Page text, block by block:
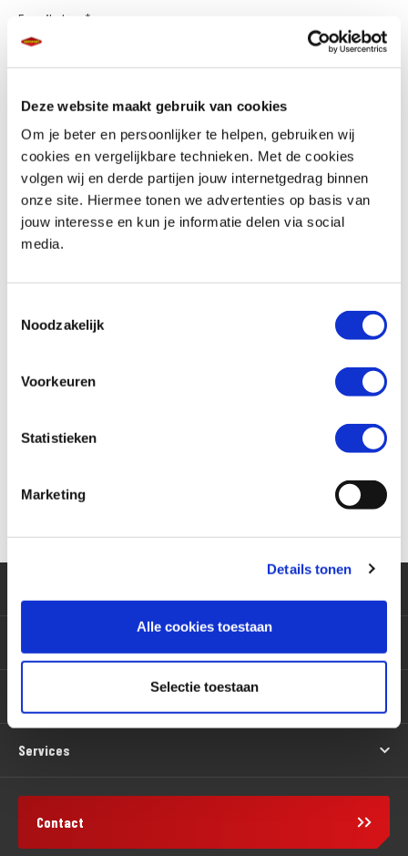
Deze website maakt gebruik van cookies
Om je beter en persoonlijker te helpen, gebruiken wij
cookies en vergelijkbare technieken. Met de cookies
volgen wij en derde partijen jouw internetgedrag binnen
onze site. Hiermee tonen we advertenties op basis van
jouw interesse en kun je informatie delen via social
media.
Noodzakelijk
Voorkeuren
Statistieken
Marketing
Details tonen
Alle cookies toestaan
Selectie toestaan
E-mailadres *
Telefoonnummer *
Vraag en/of opmerking
Versturen
Services
Contact